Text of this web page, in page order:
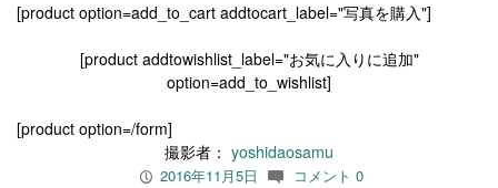
[product option=add_to_cart addtocart_label="写真を購入"]
[product addtowishlist_label="お気に入りに追加"
option=add_to_wishlist]
[product option=/form]
撮影者： yoshidaosamu
P 2016年11月5日 c コメント 0